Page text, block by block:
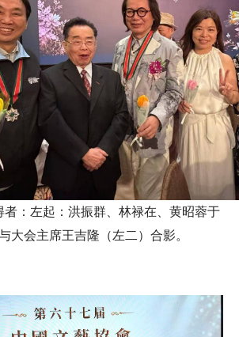
者：左起：洪振群、林禄在、黄昭蓉于
大会主席王吉隆（左二）合影。